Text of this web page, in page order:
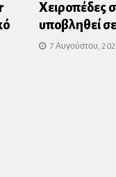
Χειροπέδες
υποβληθεί
7 Αυγούστου,